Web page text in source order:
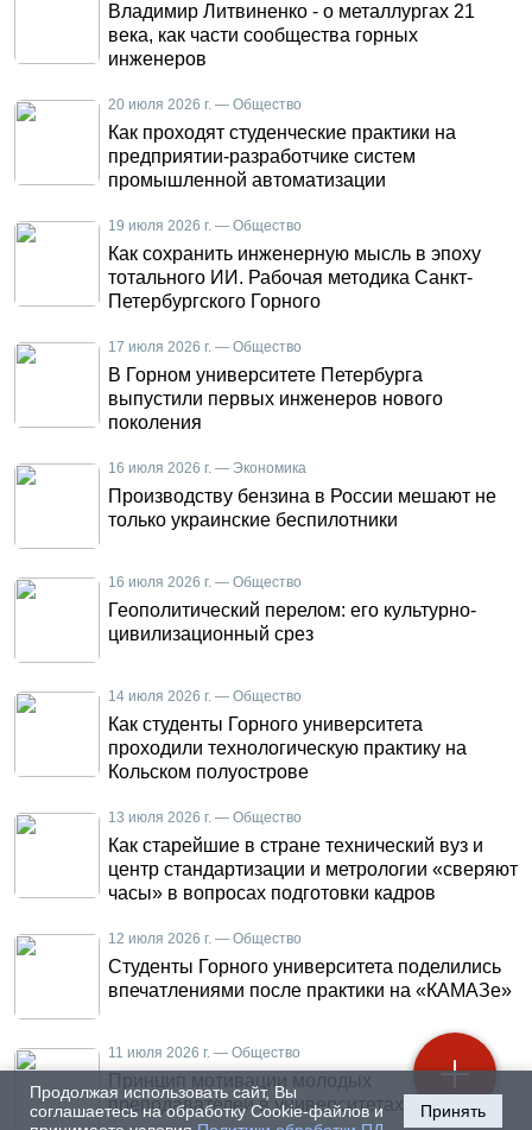
Продолжая использовать сайт, Вы
соглашаетесь на обработку Cookie-файлов и
Принять
Владимир Литвиненко - о металлургах 21
века, как части сообщества горных
инженеров
20 июля 2026 г. — Общество
Как проходят студенческие практики на
предприятии-разработчике систем
промышленной автоматизации
19 июля 2026 г. — Общество
Как сохранить инженерную мысль в эпоху
тотального ИИ. Рабочая методика Санкт-
Петербургского Горного
17 июля 2026 г. — Общество
В Горном университете Петербурга
выпустили первых инженеров нового
поколения
16 июля 2026 г. — Экономика
Производству бензина в России мешают не
только украинские беспилотники
16 июля 2026 г. — Общество
Геополитический перелом: его культурно-
цивилизационный срез
14 июля 2026 г. — Общество
Как студенты Горного университета
проходили технологическую практику на
Кольском полуострове
13 июля 2026 г. — Общество
Как старейшие в стране технический вуз и
центр стандартизации и метрологии «сверяют
часы» в вопросах подготовки кадров
12 июля 2026 г. — Общество
Студенты Горного университета поделились
впечатлениями после практики на «КАМАЗе»
11 июля 2026 г. — Общество
Принцип мотивации молодых
преподавателей в университетах